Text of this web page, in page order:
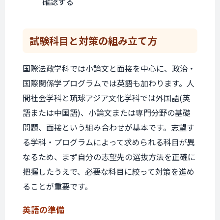
試験科目と対策の組み立て方
国際法政学科では小論文と面接を中心に、政治・
国際関係学プログラムでは英語も加わります。人
間社会学科と琉球アジア文化学科では外国語(英
語または中国語)、小論文または専門分野の基礎
問題、面接という組み合わせが基本です。志望す
る学科・プログラムによって求められる科目が異
なるため、まず自分の志望先の選抜方法を正確に
把握したうえで、必要な科目に絞って対策を進め
ることが重要です。
英語の準備